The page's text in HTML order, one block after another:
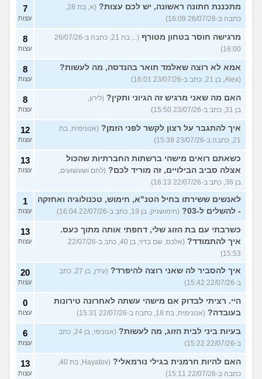
מתכננת חתונה ראשונה, יש לכם עצות?
(א, בת 28,
כתבה ב-26/07/26 16:09)
7
עצות
מרגישה חוסר בטחון מטורף
(.., בת 21, כתבה ב-26/07/26
16:00)
8
עצות
אמא לא רוצה שאלמד תואר בהנדסה, מה לעשות?
(Alex, בן 21, כתב ב-23/07/26 16:01)
8
עצות
האם מה שאני מרגיש זה הגיוני ותקין? (לירון,
בן 31, כתב ב-23/07/26 15:50)
8
עצות
איך להתגבר על רצון לקשר לפני הזמן? (אנונימית, בת
21, כתבה ב-23/07/26 15:39)
12
עצות
כשאתם רואים מישהי ברשתות החברתיות שהכול
אצלה סביב הבילויים, זה מוריד לכם? (לחם ושעשועים,
בן 36, כתב ב-22/07/26 16:13)
13
עצות
לאנשים ששירתו בחיל הטנ"א, חימוש, טכנולוגיה ואחזקה
- להשלים ל-03?
(חימושניק, בן 19, כתב ב-22/07/26 16:04)
1
עצות
כשרבתי עם בת הזוג שלי, דחפתי אותה מתוך כעס.
איך להתמודד?
(אלכס, שם בדוי, בן 40, כתב ב-22/07/26
15:53)
13
עצות
איך להסביר לה שאני רוצה להיפרד?
(עידן, בן 27, כתב
ב-22/07/26 15:42)
20
עצות
היי. רציתי לבדוק אם מישהי עשתה לאחרונה טירונות
בעובדה? (אנונימית, בת 18, כתבה ב-22/07/26 15:31)
0
עצות
בעיות ביני לבית הזוג, מה לעשות?
(אנונימי, בן 24, כתב
ב-22/07/26 15:22)
6
עצות
האם להיות חרמנית בגילי נורמאלי?
(Hayatov, בת 40,
כתבה ב-22/07/26 15:11)
13
עצות